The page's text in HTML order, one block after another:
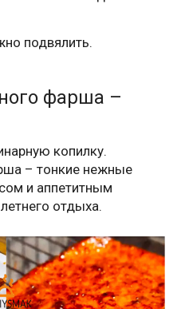
подвялить.
фарша –
копилку.
– тонкие нежные
и аппетитным
отдыха.